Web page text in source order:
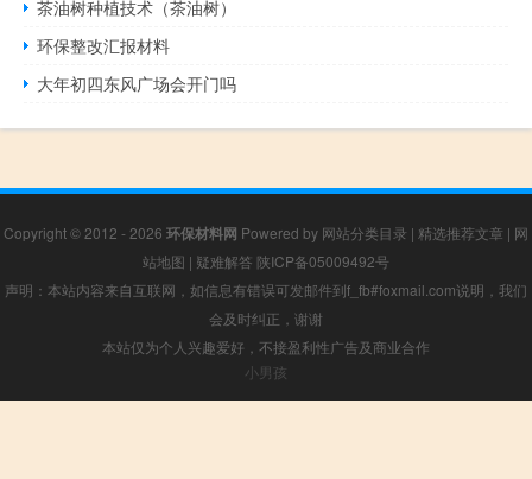
茶油树种植技术（茶油树）
环保整改汇报材料
大年初四东风广场会开门吗
Copyright © 2012 - 2026 环保材料网 Powered by 网站分类目录 | 精选推荐文章 | 网
站地图 | 疑难解答 陕ICP备05009492号
声明：本站内容来自互联网，如信息有错误可发邮件到f_fb#foxmail.com说明，我们
会及时纠正，谢谢
本站仅为个人兴趣爱好，不接盈利性广告及商业合作
小男孩